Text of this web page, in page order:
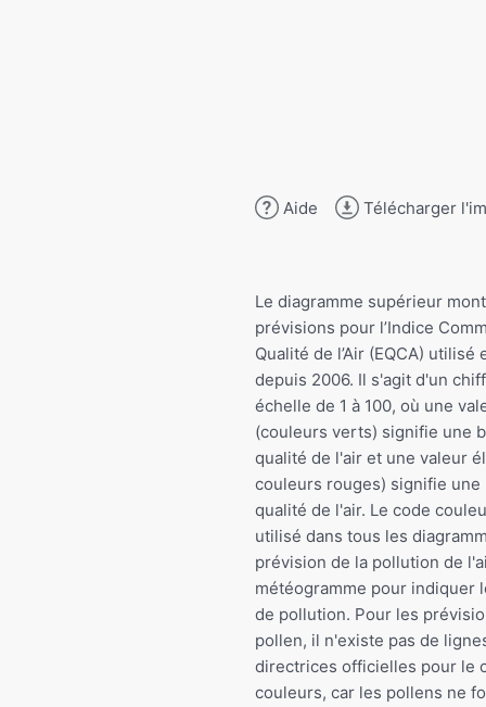
Aide Télécharger
Le diagramme supérieur
prévisions pour l’Indice
Qualité de l’Air (EQCA) utilisé
depuis 2006. Il s'agit d'un
échelle de 1 à 100, où une
(couleurs verts) signifie une
qualité de l'air et une valeur
couleurs rouges) signifie une
qualité de l'air. Le code
utilisé dans tous les
prévision de la pollution de
météogramme pour indiquer
de pollution. Pour les
pollen, il n'existe pas de
directrices officielles pour le
couleurs, car les pollens ne